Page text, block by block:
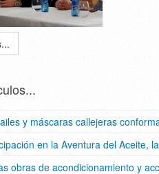
y máscaras callejeras
en la Aventura del Aceite,
obras de acondicionamiento y